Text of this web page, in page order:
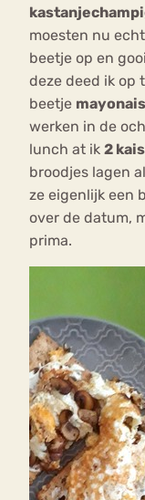
moesten nu
beetje op en
deze deed ik op
beetje
werken in de
lunch at ik 2
broodjes lagen
ze eigenlijk een
over de datum,
prima.